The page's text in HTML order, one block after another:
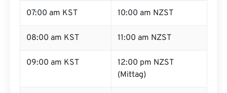
07:00 am KST 10:00 am NZST
08:00 am KST 11:00 am NZST
09:00 am KST
12:00 pm NZST
(Mittag)